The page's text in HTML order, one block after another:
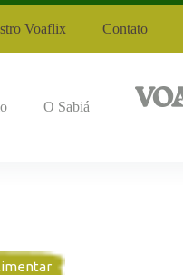
Voaflix Contato
O Sabiá